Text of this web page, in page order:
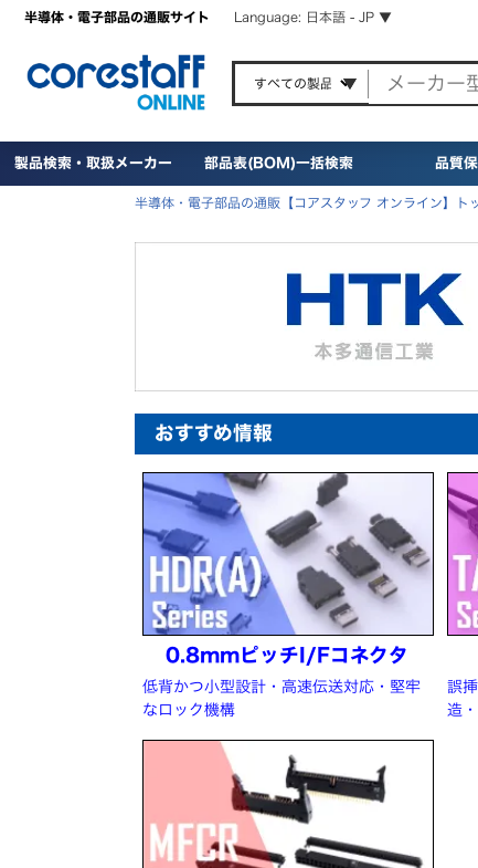
半導体・電子部品の通販サイト Language: 日本語 - JP ▼
製品検索・取扱メーカー 部品表(BOM)一括検索 品質
半導体・電子部品の通販【コアスタッフ オンライン】ト
おすすめ情報
0.8mmピッチI/Fコネクタ
低背かつ小型設計・高速伝送対応・堅牢
なロック機構
誤
造